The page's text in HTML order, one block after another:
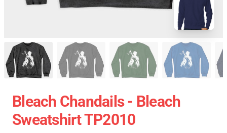
Bleach Chandails - Bleach
Sweatshirt TP2010